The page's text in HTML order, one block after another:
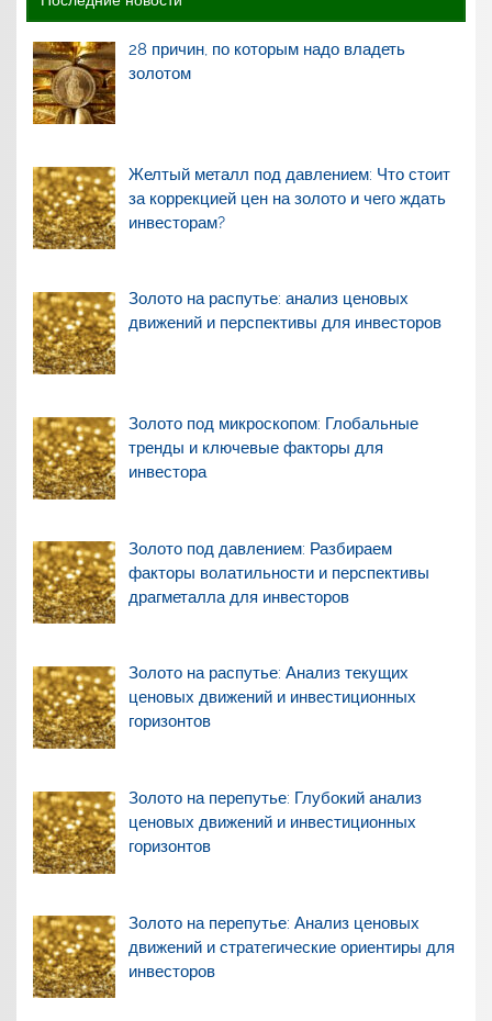
28 причин, по которым надо владеть
золотом
Желтый металл под давлением: Что стоит
за коррекцией цен на золото и чего ждать
инвесторам?
Золото на распутье: анализ ценовых
движений и перспективы для инвесторов
Золото под микроскопом: Глобальные
тренды и ключевые факторы для
инвестора
Золото под давлением: Разбираем
факторы волатильности и перспективы
драгметалла для инвесторов
Золото на распутье: Анализ текущих
ценовых движений и инвестиционных
горизонтов
Золото на перепутье: Глубокий анализ
ценовых движений и инвестиционных
горизонтов
Золото на перепутье: Анализ ценовых
движений и стратегические ориентиры для
инвесторов